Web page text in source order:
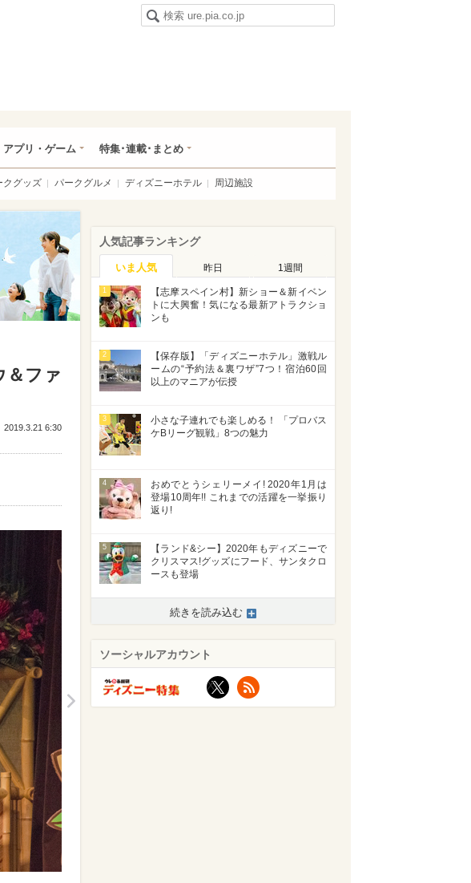
アプリ・ゲーム 特集･連載･まとめ
クグッズ パークグルメ ディズニーホテル 周辺施設
＆ファ
2019.3.21 6:30
>
人気記事ランキング
いま人気 昨日 1週間
1
【志摩スペイン村】新ショー＆新イベン
トに大興奮！気になる最新アトラクショ
ンも
2
【保存版】「ディズニーホテル」激戦ル
ームの“予約法＆裏ワザ”7つ！宿泊60回
以上のマニアが伝授
3
小さな子連れでも楽しめる！ 「プロバス
ケBリーグ観戦」8つの魅力
4
おめでとうシェリーメイ! 2020年1月は
登場10周年!! これまでの活躍を一挙振り
返り!
5
【ランド&シー】2020年もディズニーで
クリスマス!グッズにフード、サンタクロ
ースも登場
続きを読み込む
ソーシャルアカウント
X